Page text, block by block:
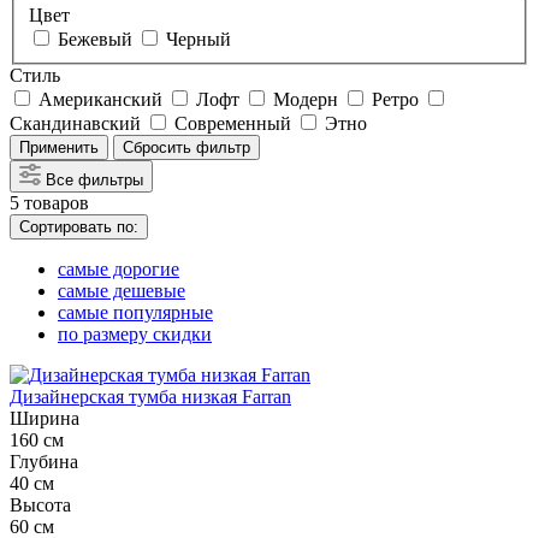
Цвет
Бежевый
Черный
Стиль
Американский
Лофт Модерн
Ретро
Скандинавский
Современный Этно
Применить
Сбросить фильтр
Все фильтры
5 товаров
Сортировать по:
самые дорогие
самые дешевые
самые популярные
по размеру скидки
Дизайнерская тумба низкая Farran
Ширина
160 см
Глубина
40 см
Высота
60 см